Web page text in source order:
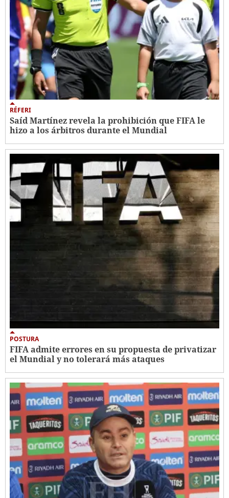
RÉFERI
Saíd Martínez revela la prohibición que FIFA le
hizo a los árbitros durante el Mundial
POSTURA
FIFA admite errores en su propuesta de privatizar
el Mundial y no tolerará más ataques